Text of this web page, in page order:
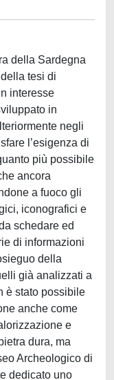
della Sardegna
tesi di
interesse
in
negli
l’esigenza di
più possibile
ancora
a fuoco gli
iconografici e
schedare ed
di informazioni
della
già analizzati a
è stato possibile
anche come
e
dura, ma
Archeologico di
dedicato uno